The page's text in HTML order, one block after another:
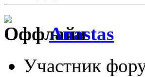
Anastas
Участник